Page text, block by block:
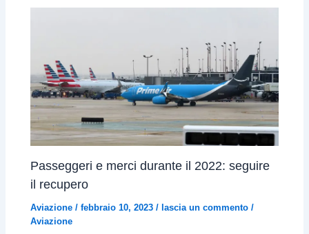
Passeggeri e merci durante il 2022: seguire
il recupero
Aviazione /febbraio 10, 2023/ lascia un commento /
Aviazione